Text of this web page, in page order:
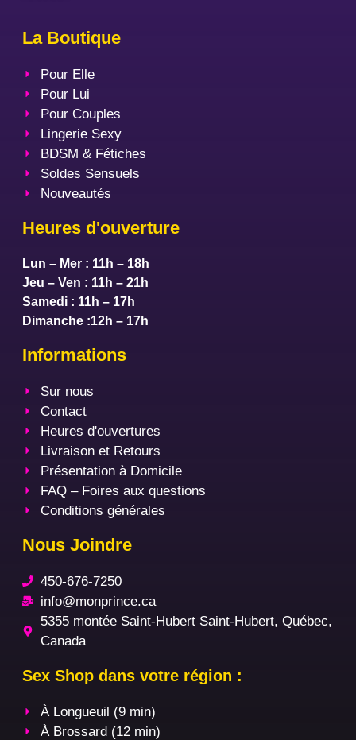
La Boutique
Pour Elle
Pour Lui
Pour Couples
Lingerie Sexy
BDSM & Fétiches
Soldes Sensuels
Nouveautés
Heures d'ouverture
Lun – Mer : 11h – 18h
Jeu – Ven : 11h – 21h
Samedi : 11h – 17h
Dimanche :12h – 17h
Informations
Sur nous
Contact
Heures d'ouvertures
Livraison et Retours
Présentation à Domicile
FAQ – Foires aux questions
Conditions générales
Nous Joindre
450-676-7250
info@monprince.ca
5355 montée Saint-Hubert Saint-Hubert, Québec,
Canada
Sex Shop dans votre région :
À Longueuil (9 min)
À Brossard (12 min)